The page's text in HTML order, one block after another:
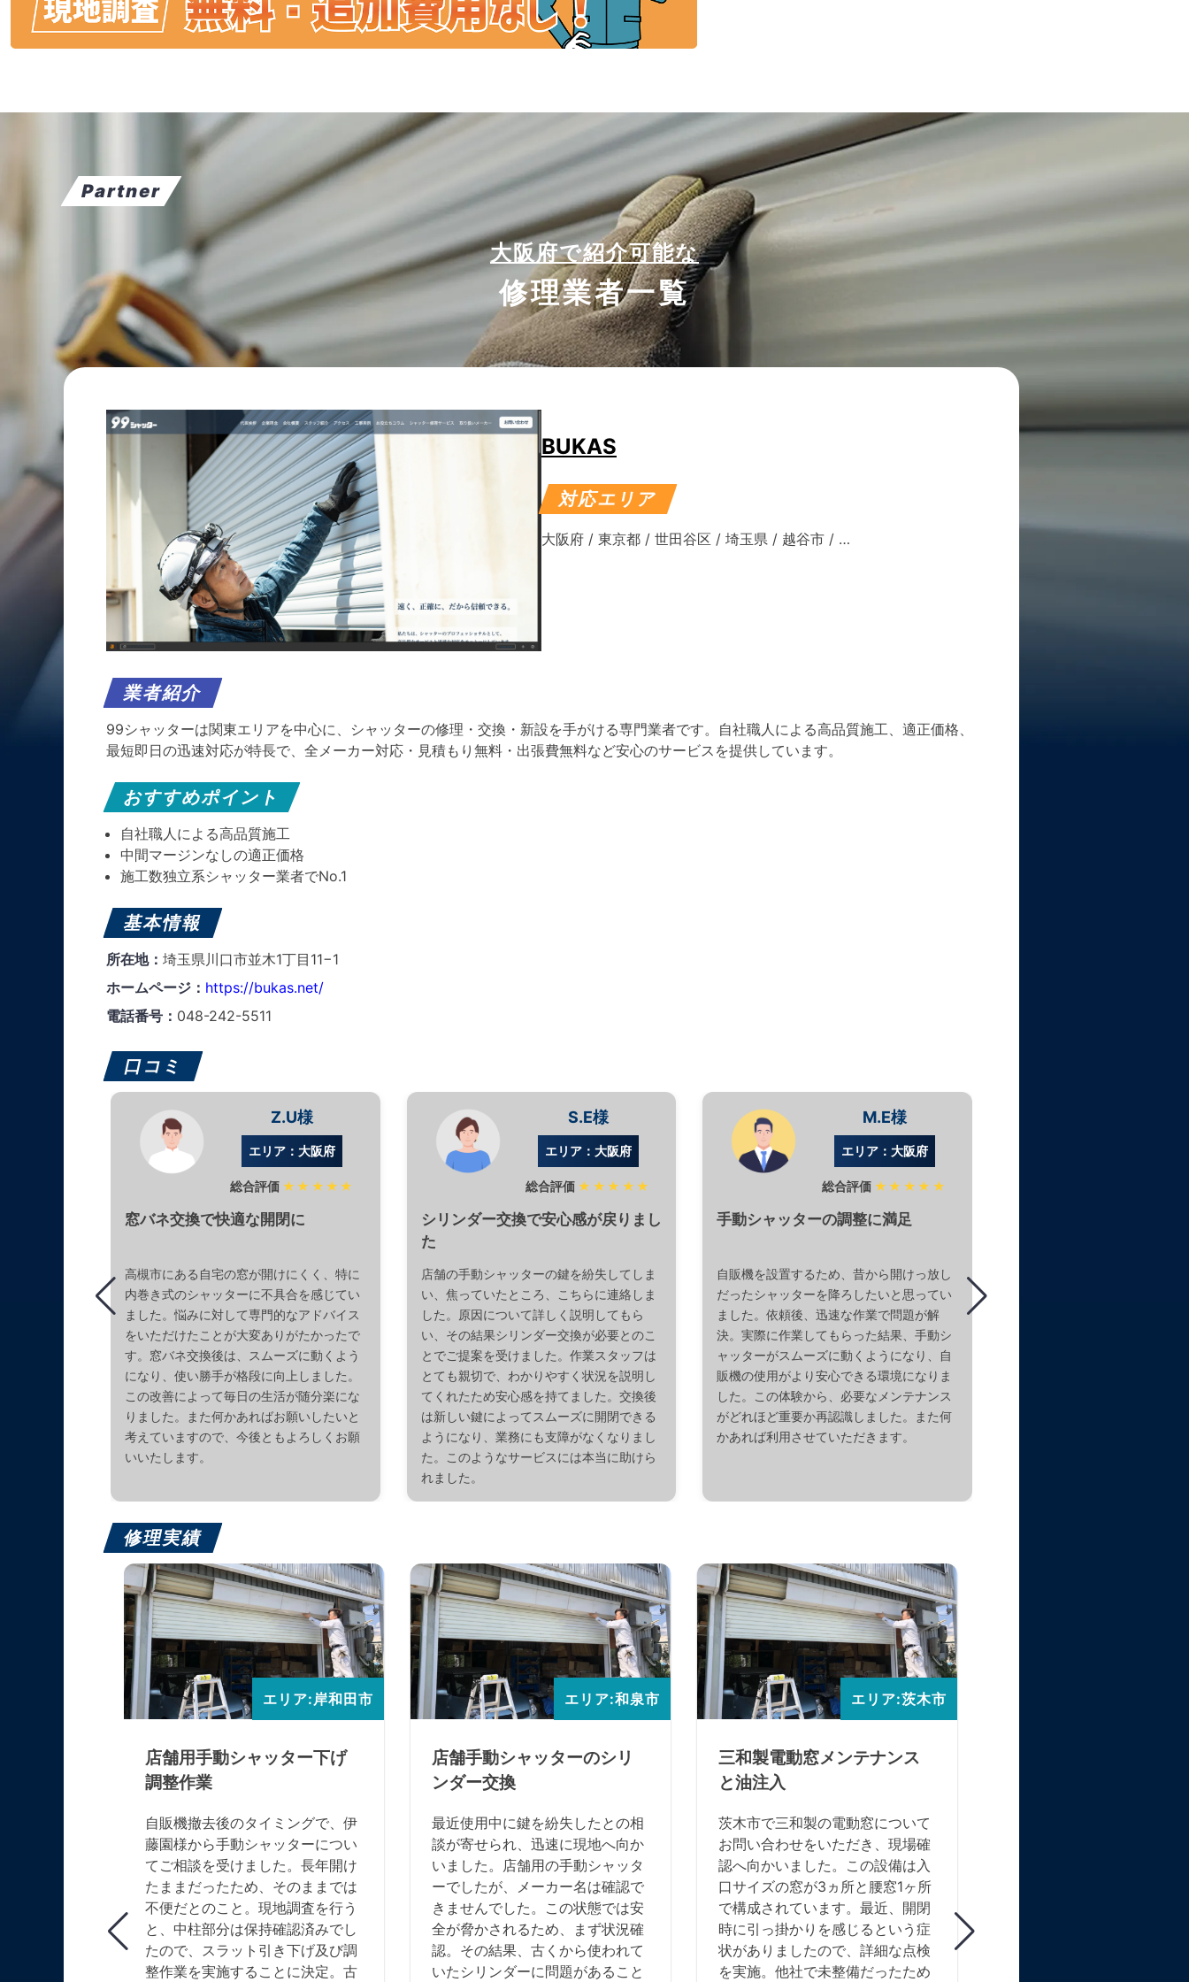
Partner
大阪府で紹介可能な
修理業者一覧
BUKAS
対応エリア
大阪府 / 東京都 / 世田谷区 / 埼玉県 / 越谷市 / …
業者紹介
99シャッターは関東エリアを中心に、シャッターの修理・交換・新設を手がける専門業者です。自社職人による高品質施工、適正価格、
最短即日の迅速対応が特長で、全メーカー対応・見積もり無料・出張費無料など安心のサービスを提供しています。
おすすめポイント
自社職人による高品質施工
中間マージンなしの適正価格
施工数独立系シャッター業者でNo.1
基本情報
所在地： 埼玉県川口市並木1丁目11−1
ホームページ： https://bukas.net/
電話番号： 048-242-5511
口コミ
Z.U様
エリア：大阪府
総合評価 ★★★★★
窓バネ交換で快適な開閉に
高槻市にある自宅の窓が開けにくく、特に
内巻き式のシャッターに不具合を感じてい
ました。悩みに対して専門的なアドバイス
をいただけたことが大変ありがたかったで
す。窓バネ交換後は、スムーズに動くよう
になり、使い勝手が格段に向上しました。
この改善によって毎日の生活が随分楽にな
りました。また何かあればお願いしたいと
考えていますので、今後ともよろしくお願
いいたします。
S.E様
エリア：大阪府
総合評価 ★★★★★
シリンダー交換で安心感が戻りまし
た
店舗の手動シャッターの鍵を紛失してしま
い、焦っていたところ、こちらに連絡しま
した。原因について詳しく説明してもら
い、その結果シリンダー交換が必要とのこ
とでご提案を受けました。作業スタッフは
とても親切で、わかりやすく状況を説明し
てくれたため安心感を持てました。交換後
は新しい鍵によってスムーズに開閉できる
ようになり、業務にも支障がなくなりまし
た。このようなサービスには本当に助けら
れました。
M.E様
エリア：大阪府
総合評価 ★★★★★
手動シャッターの調整に満足
自販機を設置するため、昔から開けっ放し
だったシャッターを降ろしたいと思ってい
ました。依頼後、迅速な作業で問題が解
決。実際に作業してもらった結果、手動シ
ャッターがスムーズに動くようになり、自
販機の使用がより安心できる環境になりま
した。この体験から、必要なメンテナンス
がどれほど重要か再認識しました。また何
かあれば利用させていただきます。
修理実績
エリア:岸和田市
店舗用手動シャッター下げ
調整作業
自販機撤去後のタイミングで、伊
藤園様から手動シャッターについ
てご相談を受けました。長年開け
たままだったため、そのままでは
不便だとのこと。現地調査を行う
と、中柱部分は保持確認済みでし
たので、スラット引き下げ及び調
整作業を実施することに決定。古
エリア:和泉市
店舗手動シャッターのシリ
ンダー交換
最近使用中に鍵を紛失したとの相
談が寄せられ、迅速に現地へ向か
いました。店舗用の手動シャッタ
ーでしたが、メーカー名は確認で
きませんでした。この状態では安
全が脅かされるため、まず状況確
認。その結果、古くから使われて
いたシリンダーに問題があること
エリア:茨木市
三和製電動窓メンテナンス
と油注入
茨木市で三和製の電動窓について
お問い合わせをいただき、現場確
認へ向かいました。この設備は入
口サイズの窓が3ヵ所と腰窓1ヶ所
で構成されています。最近、開閉
時に引っ掛かりを感じるという症
状がありましたので、詳細な点検
を実施。他社で未整備だったため